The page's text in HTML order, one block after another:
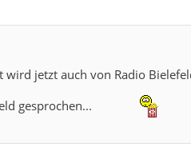
wird jetzt auch von Radio
gesprochen...